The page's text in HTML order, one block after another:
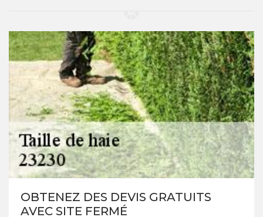
OBTENEZ DES DEVIS GRATUITS
AVEC SITE FERMÉ